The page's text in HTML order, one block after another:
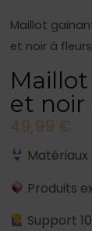
Maillot
et noir à fleurs
et noir
49,99 €
Produits
Support